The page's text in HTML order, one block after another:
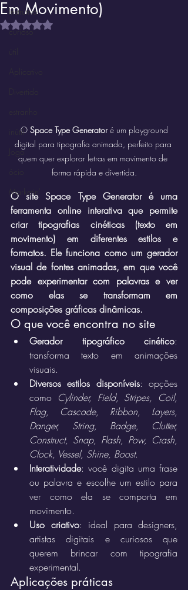
Instrutivo
curioso
inútil
Jogo
Marketin'
Em Movimento)
Avaliado com NaN de 5 estrelas.
O Space Type Generator é um playground
digital para tipografia animada, perfeito para
quem quer explorar letras em movimento de
forma rápida e divertida.
O site Space Type Generator é uma
ferramenta online interativa que permite
criar tipografias cinéticas (texto em
movimento) em diferentes estilos e
formatos. Ele funciona como um gerador
visual de fontes animadas, em que você
pode experimentar com palavras e ver
como elas se transformam em
composições gráficas dinâmicas.
O que você encontra no site
Gerador tipográfico cinético:
transforma texto em animações
visuais.
Diversos estilos disponíveis: opções
como Cylinder, Field, Stripes, Coil,
Flag, Cascade, Ribbon, Layers,
Danger, String, Badge, Clutter,
Construct, Snap, Flash, Pow, Crash,
Clock, Vessel, Shine, Boost.
Interatividade: você digita uma frase
ou palavra e escolhe um estilo para
ver como ela se comporta em
movimento.
Uso criativo: ideal para designers,
artistas digitais e curiosos que
querem brincar com tipografia
experimental.
Aplicações práticas